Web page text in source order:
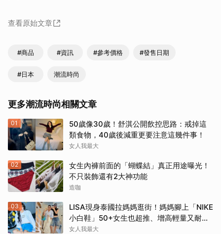
查看原始文章
#商品 #資訊 #參考價格 #發售日期
#日本 潮流時尚
更多潮流時尚相關文章
01
50歲像30歲！舒淇公開飲控思路：戒掉這
類食物，40歲後減重更要注意這幾件事！
女人我最大
02
女生內褲前面的「蝴蝶結」真正用途曝光！
不只裝飾還有2大神功能
造咖
03
LISA現身泰國拉媽媽逛街！媽媽腳上「NIKE
小白鞋」50+女生也超推、增高輕量又耐
走！
女人我最大